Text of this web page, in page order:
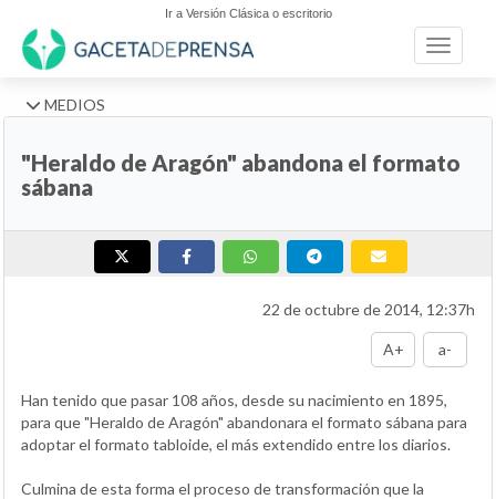
Ir a Versión Clásica o escritorio
Toggle
MEDIOS
"Heraldo de Aragón" abandona el formato
sábana
22 de octubre de 2014, 12:37h
A+ a-
Han tenido que pasar 108 años, desde su nacimiento en 1895,
para que "Heraldo de Aragón" abandonara el formato sábana para
adoptar el formato tabloide, el más extendido entre los diarios.
Culmina de esta forma el proceso de transformación que la